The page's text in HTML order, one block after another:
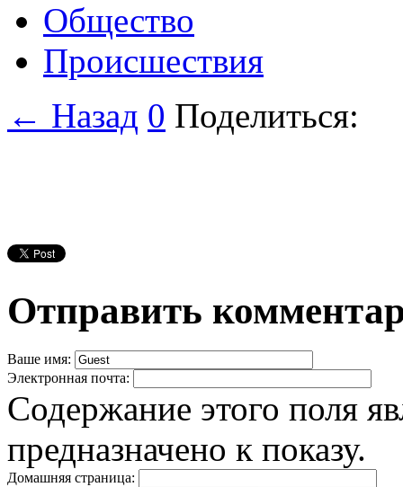
Общество
Происшествия
← Назад 0 Поделиться:
Отправить
Ваше имя:
Электронная почта:
Содержание этого поля
предназначено к показу.
Домашняя страница: